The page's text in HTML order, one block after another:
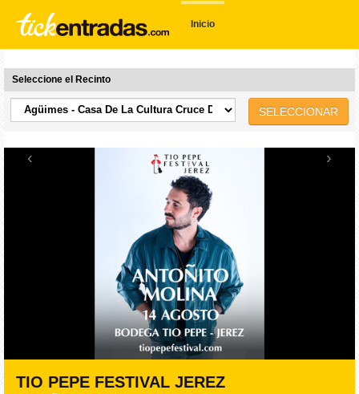
Inicio
Seleccione el Recinto
SELECCIONAR
‹ ›
TIO PEPE FESTIVAL JEREZ